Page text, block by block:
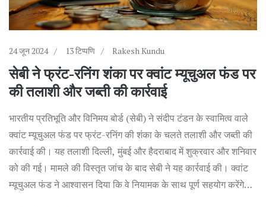
24 जून 2024 13 टिप्पणि Rakesh Kundu
सेबी ने फ्रंट-रनिंग शंका पर क्वांट म्यूचुअल फंड पर
की तलाशी और जब्ती की कार्रवाई
भारतीय प्रतिभूति और विनिमय बोर्ड (सेबी) ने संदीप टंडन के स्वामित्व वाले
क्वांट म्यूचुअल फंड पर फ्रंट-रनिंग की शंका के चलते तलाशी और जब्ती की
कार्रवाई की। यह तलाशी दिल्ली, मुंबई और हैदराबाद में शुक्रवार और शनिवार
को की गई। मामले की विस्तृत जांच के बाद सेबी ने यह कार्रवाई की। क्वांट
म्यूचुअल फंड ने आश्वासन दिया कि वे नियामक के साथ पूर्ण सहयोग करेंगे